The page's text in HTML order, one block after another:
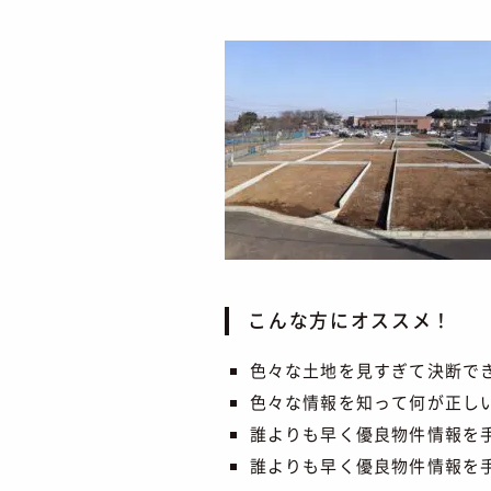
こんな方にオススメ！
色々な土地を見すぎて決断で
色々な情報を知って何が正し
誰よりも早く優良物件情報を
誰よりも早く優良物件情報を